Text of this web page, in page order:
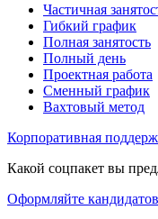
Частичная
Гибкий график
Полная занятость
Полный день
Проектная работа
Сменный график
Вахтовый метод
Корпоративная
Какой соцпакет вы
Оформляйте